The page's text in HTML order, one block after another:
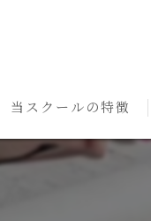
当スクールの特徴
資格